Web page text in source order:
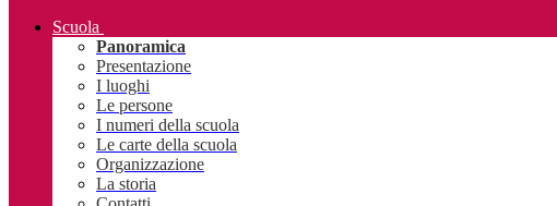
Scuola
Panoramica
Presentazione
I luoghi
Le persone
I numeri della scuola
Le carte della scuola
Organizzazione
La storia